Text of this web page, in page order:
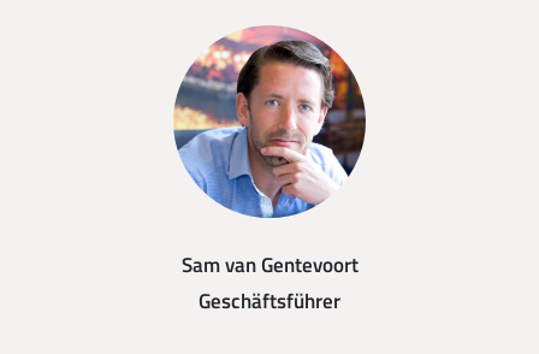
Sam van Gentevoort
Geschäftsführer